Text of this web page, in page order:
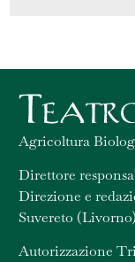
Agricoltura
Direttore
Direzione e
Suvereto (Livorno)
Autorizzazione